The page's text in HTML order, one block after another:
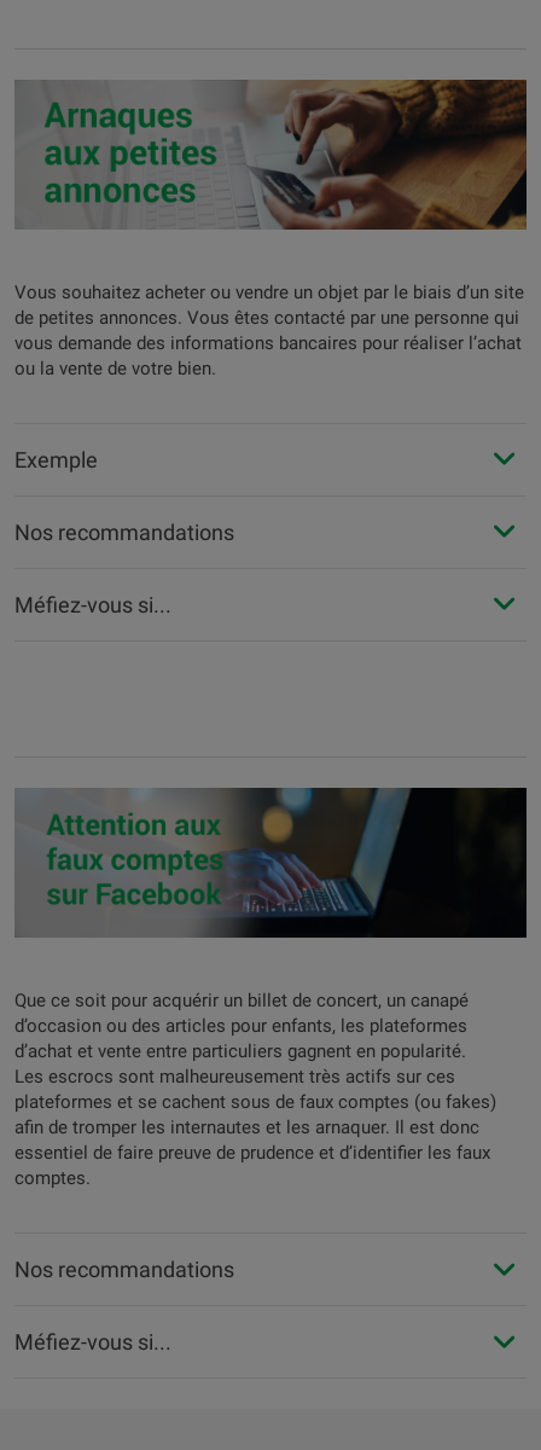
Vous souhaitez acheter ou vendre un objet par le biais d’un site
de petites annonces. Vous êtes contacté par une personne qui
vous demande des informations bancaires pour réaliser l’achat
ou la vente de votre bien.
Exemple
Nos recommandations
Méfiez-vous si...
Que ce soit pour acquérir un billet de concert, un canapé
d’occasion ou des articles pour enfants, les plateformes
d’achat et vente entre particuliers gagnent en popularité.
Les escrocs sont malheureusement très actifs sur ces
plateformes et se cachent sous de faux comptes (ou fakes)
afin de tromper les internautes et les arnaquer. Il est donc
essentiel de faire preuve de prudence et d’identifier les faux
comptes.
Nos recommandations
Méfiez-vous si...